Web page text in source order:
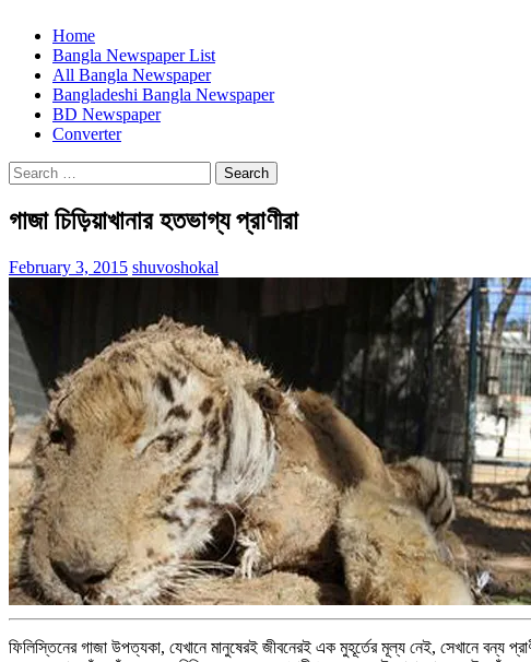
Home
Bangla Newspaper List
All Bangla Newspaper
Bangladeshi Bangla Newspaper
BD Newspaper
Converter
Search
for:
গাজা চিড়িয়াখানার হতভাগ্য প্রাণীরা
February 3, 2015 shuvoshokal
ফিলিস্তিনের গাজা উপত্যকা, যেখানে মানুষেরই জীবনেরই এক মুহূর্তের মূল্য নেই, সেখানে বন্য